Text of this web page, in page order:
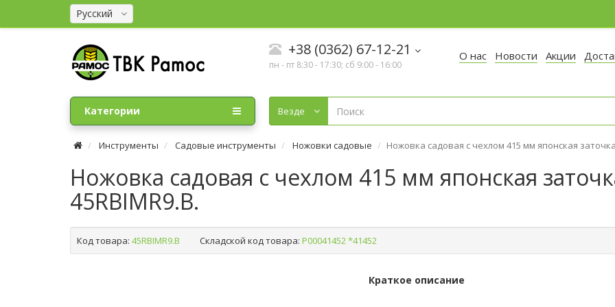
Русский
+38 (0362) 67-12-21
пн - пт 8:30 - 17:30; сб 9:00 - 16:00
О нас Новости Акции
Везде
Категории
Инструменты Садовые инструменты Ножовки садовые Ножовка садовая с чехлом 415 мм японская заточка
Ножовка садовая с чехлом 415 мм японская
45RBIMR9.B.
Код товара: 45RBIMR9.B Складской код товара: Р00041452 *41452
Краткое описание